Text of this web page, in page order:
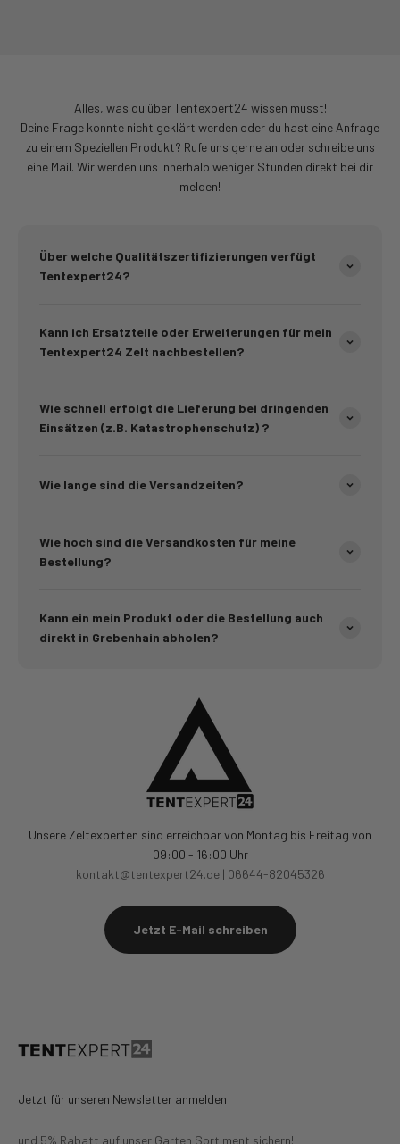
Alles, was du über Tentexpert24 wissen musst!
Deine Frage konnte nicht geklärt werden oder du hast eine Anfrage
zu einem Speziellen Produkt? Rufe uns gerne an oder schreibe uns
eine Mail. Wir werden uns innerhalb weniger Stunden direkt bei dir
melden!
Über welche Qualitätszertifizierungen verfügt
Tentexpert24?
Kann ich Ersatzteile oder Erweiterungen für mein
Tentexpert24 Zelt nachbestellen?
Wie schnell erfolgt die Lieferung bei dringenden
Einsätzen (z.B. Katastrophenschutz) ?
Wie lange sind die Versandzeiten?
Wie hoch sind die Versandkosten für meine
Bestellung?
Kann ein mein Produkt oder die Bestellung auch
direkt in Grebenhain abholen?
Unsere Zeltexperten sind erreichbar von Montag bis Freitag von
09:00 - 16:00 Uhr
kontakt@tentexpert24.de | 06644-82045326
Jetzt E-Mail schreiben
Jetzt für unseren Newsletter anmelden
und 5% Rabatt auf unser Garten Sortiment sichern!